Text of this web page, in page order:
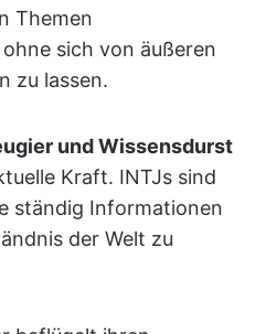
Themen
sich von äußeren
zu lassen.
und Wissensdurst
Kraft. INTJs sind
ständig Informationen
der Welt zu